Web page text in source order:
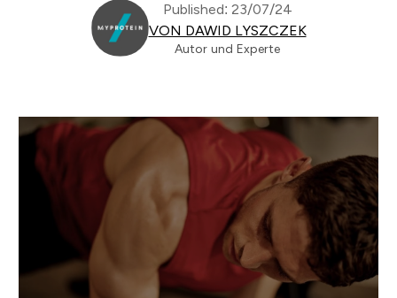
Published: 23/07/24
VON DAWID LYSZCZEK
Autor und Experte